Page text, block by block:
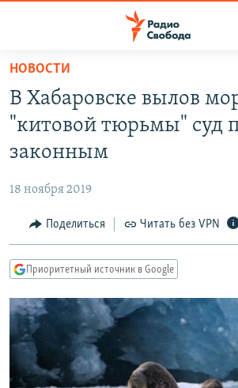
упрощенного
доступа
Вернуться
основному
Вернутся
Вернутся
поиску
ПРОГРАММЫ
ПОДКАСТЫ
АВТОРСКИЕ ПРОЕКТЫ
МНЕНИЯ
КУЛЬТУРА
КАВКАЗ.РЕАЛИИ
СЕВЕР.РЕАЛИИ
СИБИРЬ.РЕАЛИИ
РАСПИСАНИЕ ВЕЩАНИЯ
НОВОСТИ
В Хабаровске вылов
"китовой тюрьмы" суд
законным
18 ноября 2019
Поделиться Читать без VPN
Приоритетный источник в Google